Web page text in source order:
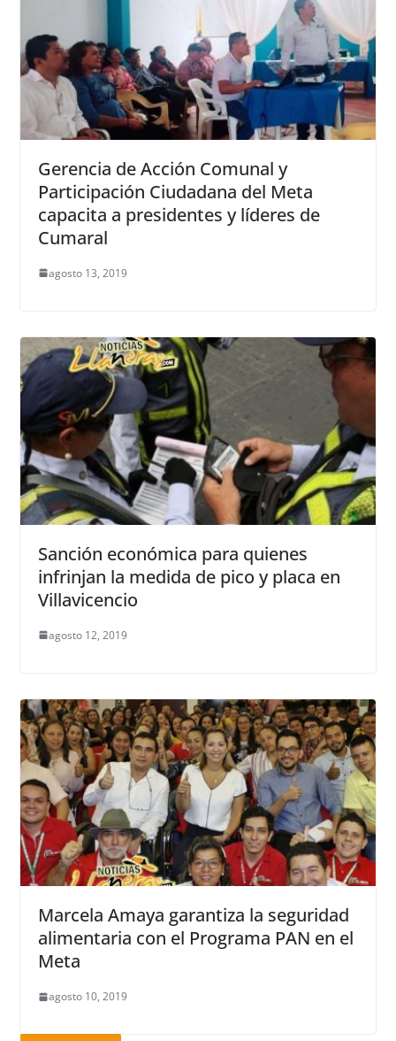
Gerencia de Acción Comunal y
Participación Ciudadana del Meta
capacita a presidentes y líderes de
Cumaral
agosto 13, 2019
Sanción económica para quienes
infrinjan la medida de pico y placa en
Villavicencio
agosto 12, 2019
Marcela Amaya garantiza la seguridad
alimentaria con el Programa PAN en el
Meta
agosto 10, 2019